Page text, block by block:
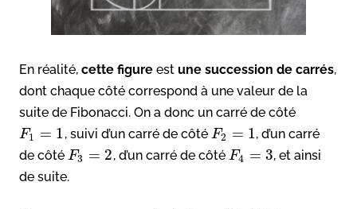
En réalité, cette figure est une succession de carrés,
dont chaque côté correspond à une valeur de la
suite de Fibonacci. On a donc un carré de côté
F1 = 1, suivi d’un carré de côté F2 = 1, d’un carré
de côté F3 = 2, d’un carré de côté F4 = 3, et ainsi
de suite.